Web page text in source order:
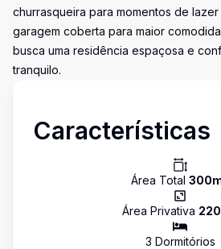
churrasqueira para momentos de
garagem coberta para maior
busca uma residência espaçosa e
tranquilo.
Características
Área Total 300
Área Privativa 220
3 Dormitórios